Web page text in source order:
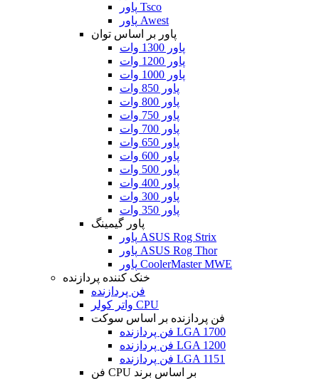
پاور Tsco
پاور Awest
پاور بر اساس توان
پاور 1300 وات
پاور 1200 وات
پاور 1000 وات
پاور 850 وات
پاور 800 وات
پاور 750 وات
پاور 700 وات
پاور 650 وات
پاور 600 وات
پاور 500 وات
پاور 400 وات
پاور 300 وات
پاور 350 وات
پاور گیمینگ
پاور ASUS Rog Strix
پاور ASUS Rog Thor
پاور CoolerMaster MWE
خنک کننده پردازنده
فن پردازنده
واتر کولر CPU
فن پردازنده بر اساس سوکت
فن پردازنده LGA 1700
فن پردازنده LGA 1200
فن پردازنده LGA 1151
فن CPU بر اساس برند